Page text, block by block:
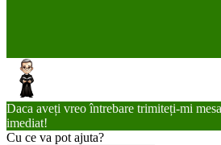
Daca aveți vreo întrebare trimiteți-mi
imediat!
Cu ce va pot ajuta?